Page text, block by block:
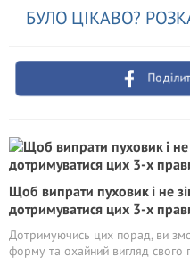
БУЛО ЦІКАВО?
Щоб випрати пуховик і не
дотримуватися цих 3-х
Дотримуючись цих порад, ви
форму та охайний вигляд свого